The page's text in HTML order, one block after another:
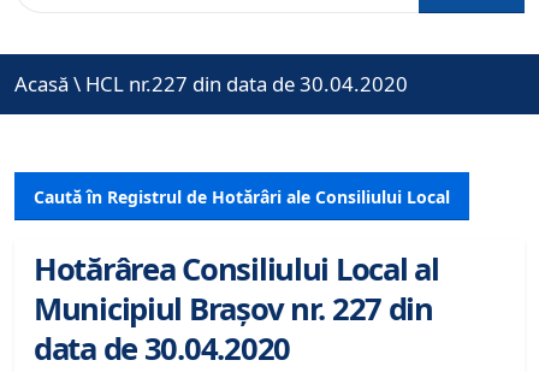
Acasă \ HCL nr.227 din data de 30.04.2020
Caută în Registrul de Hotărâri ale Consiliului Local
Hotărârea Consiliului Local al
Municipiul Brașov nr. 227 din
data de 30.04.2020